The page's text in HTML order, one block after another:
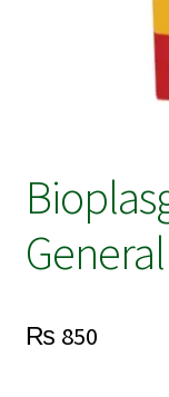
₨ 850